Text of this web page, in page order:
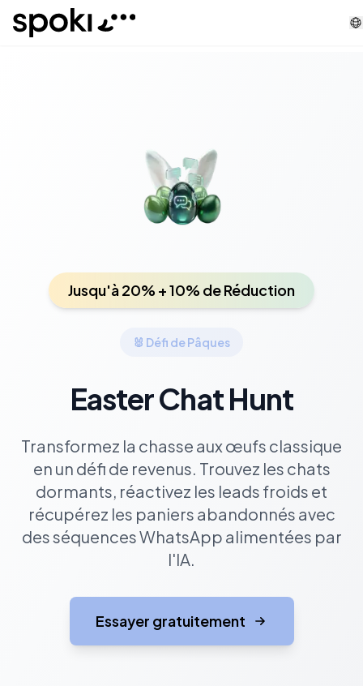
Spoki
Jusqu'à 20% + 10% de Réduction
🐰 Défi de Pâques
Easter Chat Hunt
Transformez la chasse aux œufs classique
en un défi de revenus. Trouvez les chats
dormants, réactivez les leads froids et
récupérez les paniers abandonnés avec
des séquences WhatsApp alimentées par
l'IA.
Essayer gratuitement